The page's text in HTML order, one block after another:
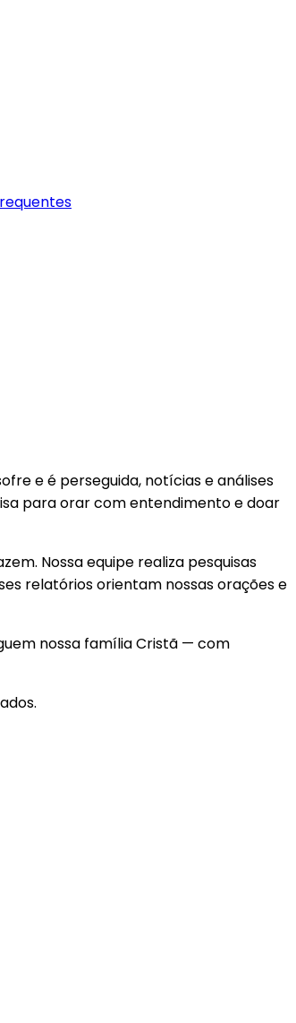
e é perseguida, notícias e análises
para orar com entendimento e doar
Nossa equipe realiza pesquisas
relatórios orientam nossas orações e
nossa família Cristã — com